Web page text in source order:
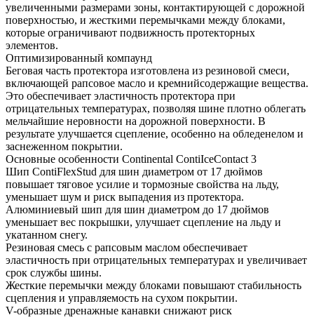
увеличенными размерами зоны, контактирующей с дорожной
поверхностью, и жесткими перемычками между блоками,
которые ограничивают подвижность протекторных
элементов.
Оптимизированный компаунд
Беговая часть протектора изготовлена из резиновой смеси,
включающей рапсовое масло и кремнийсодержащие вещества.
Это обеспечивает эластичность протектора при
отрицательных температурах, позволяя шине плотно облегать
мельчайшие неровности на дорожной поверхности. В
результате улучшается сцепление, особенно на обледенелом и
заснеженном покрытии.
Основные особенности Continental ContiIceContact 3
Шип ContiFlexStud для шин диаметром от 17 дюймов
повышает тяговое усилие и тормозные свойства на льду,
уменьшает шум и риск выпадения из протектора.
Алюминиевый шип для шин диаметром до 17 дюймов
уменьшает вес покрышки, улучшает сцепление на льду и
укатанном снегу.
Резиновая смесь с рапсовым маслом обеспечивает
эластичность при отрицательных температурах и увеличивает
срок службы шины.
Жесткие перемычки между блоками повышают стабильность
сцепления и управляемость на сухом покрытии.
V-образные дренажные канавки снижают риск